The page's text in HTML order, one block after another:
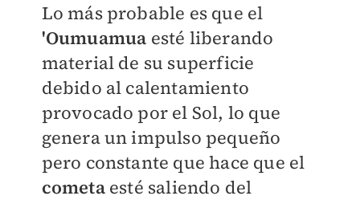
Lo más probable es que el
'Oumuamua esté liberando
material de su superficie
debido al calentamiento
provocado por el Sol, lo que
genera un impulso pequeño
pero constante que hace que el
cometa esté saliendo del